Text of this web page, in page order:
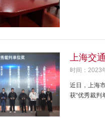
上海交
时间：2023
近日，上海
获“优秀裁判